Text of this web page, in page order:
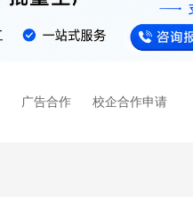
广告合作 校企合作申请